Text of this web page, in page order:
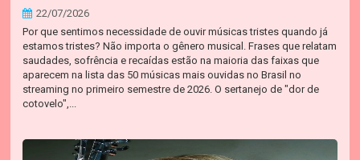
22/07/2026
Por que sentimos necessidade de ouvir músicas tristes quando já
estamos tristes? Não importa o gênero musical. Frases que relatam
saudades, sofrência e recaídas estão na maioria das faixas que
aparecem na lista das 50 músicas mais ouvidas no Brasil no
streaming no primeiro semestre de 2026. O sertanejo de "dor de
cotovelo",...